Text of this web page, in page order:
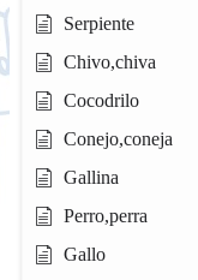
Serpiente
Chivo,chiva
Cocodrilo
Conejo,coneja
Gallina
Perro,perra
Gallo